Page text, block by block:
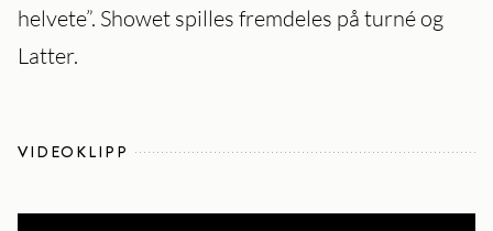
helvete”. Showet spilles fremdeles på turné og
Latter.
VIDEOKLIPP